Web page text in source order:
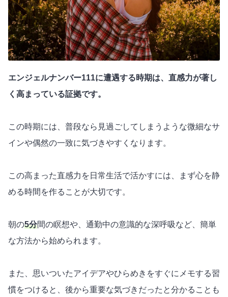
エンジェルナンバー111に遭遇する時期は、直感力が著し
く高まっている証拠です。
この時期には、普段なら見過ごしてしまうような微細なサ
インや偶然の一致に気づきやすくなります。
この高まった直感力を日常生活で活かすには、まず心を静
める時間を作ることが大切です。
朝の5分間の瞑想や、通勤中の意識的な深呼吸など、簡単
な方法から始められます。
また、思いついたアイデアやひらめきをすぐにメモする習
慣をつけると、後から重要な気づきだったと分かることも